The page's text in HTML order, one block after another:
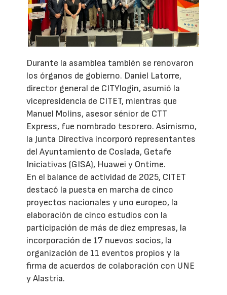
Durante la asamblea también se renovaron
los órganos de gobierno. Daniel Latorre,
director general de CITYlogin, asumió la
vicepresidencia de CITET, mientras que
Manuel Molins, asesor sénior de CTT
Express, fue nombrado tesorero. Asimismo,
la Junta Directiva incorporó representantes
del Ayuntamiento de Coslada, Getafe
Iniciativas (GISA), Huawei y Ontime.
En el balance de actividad de 2025, CITET
destacó la puesta en marcha de cinco
proyectos nacionales y uno europeo, la
elaboración de cinco estudios con la
participación de más de diez empresas, la
incorporación de 17 nuevos socios, la
organización de 11 eventos propios y la
firma de acuerdos de colaboración con UNE
y Alastria.